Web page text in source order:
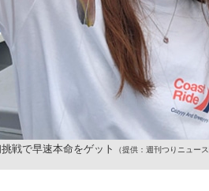
戦で早速本命をゲット （提供：週刊つりニュー